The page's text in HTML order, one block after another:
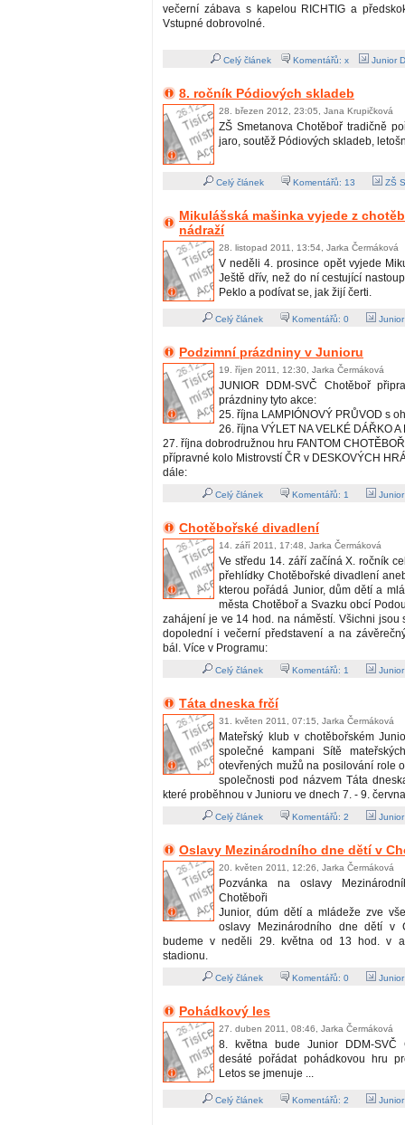
večerní zábava s kapelou RICHTIG a
Vstupné dobrovolné.
Celý článek Komentářů: x Junior
8. ročník Pódiových skladeb
28. březen 2012, 23:05, Jana Krupičková
ZŠ Smetanova Chotěboř tradičně
jaro, soutěž Pódiových skladeb,
Celý článek Komentářů: 13 ZŠ
Mikulášská mašinka vyjede z
nádraží
28. listopad 2011, 13:54, Jarka Čermáková
V neděli 4. prosince opět vyjede
Ještě dřív, než do ní cestující
Peklo a podívat se, jak žijí čerti.
Celý článek Komentářů: 0
Podzimní prázdniny v Junioru
19. říjen 2011, 12:30, Jarka Čermáková
JUNIOR DDM-SVČ Chotěboř
prázdniny tyto akce:
25. října LAMPIÓNOVÝ PRŮVOD s
26. října VÝLET NA VELKÉ DÁŘKO A
27. října dobrodružnou hru FANTOM
přípravné kolo Mistrovstí ČR v DESKOVÝCH
dále:
Celý článek Komentářů: 1
Chotěbořské divadlení
14. září 2011, 17:48, Jarka Čermáková
Ve středu 14. září začíná X. ročník
přehlídky Chotěbořské divadlení
kterou pořádá Junior, dům dětí a
města Chotěboř a Svazku obcí
zahájení je ve 14 hod. na náměstí. Všichni jsou
dopolední i večerní představení a na
bál. Více v Programu:
Celý článek Komentářů: 1
Táta dneska frčí
31. květen 2011, 07:15, Jarka Čermáková
Mateřský klub v chotěbořském
společné kampani Sítě
otevřených mužů na posilování role
společnosti pod názvem Táta
které proběhnou v Junioru ve dnech 7. - 9.
Celý článek Komentářů: 2
Oslavy Mezinárodního dne dětí v
20. květen 2011, 12:26, Jarka Čermáková
Pozvánka na oslavy
Chotěboři
Junior, dúm dětí a mládeže zve
oslavy Mezinárodního dne dětí v
budeme v neděli 29. května od 13 hod. v
stadionu.
Celý článek Komentářů: 0
Pohádkový les
27. duben 2011, 08:46, Jarka Čermáková
8. května bude Junior DDM-SVČ
desáté pořádat pohádkovou hru
Letos se jmenuje ...
Celý článek Komentářů: 2